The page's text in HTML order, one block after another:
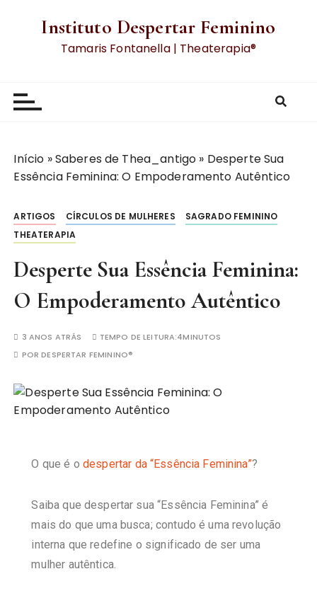
Instituto Despertar Feminino
Tamaris Fontanella | Theaterapia®
Início »Saberes de Thea_antigo » Desperte Sua
Essência Feminina: O Empoderamento Autêntico
ARTIGOS CÍRCULOS DE MULHERES
SAGRADO FEMININO
THEATERAPIA
Desperte Sua Essência Feminina:
O Empoderamento Autêntico
3 ANOS ATRÁS TEMPO DE LEITURA:4MINUTOS
PORDESPERTAR FEMININO®
O que é o despertar da “Essência Feminina”?
Saiba que despertar sua “Essência Feminina” é
mais do que uma busca; contudo é uma revolução
interna que redefine o significado de ser uma
mulher autêntica.